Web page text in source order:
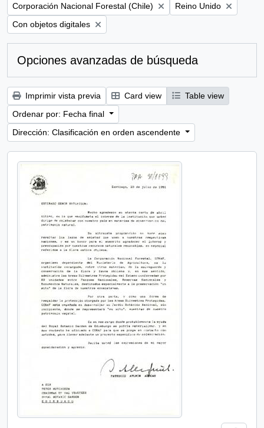
Remove filter:
Corporación Nacional Forestal (Chile) Remove filter:
Reino Unido
Remove filter:
Con objetos digitales
Opciones avanzadas de búsqueda
Imprimir vista previa Card view
Table view
Ordenar por: Fecha final
Dirección: Clasificación en orden ascendente